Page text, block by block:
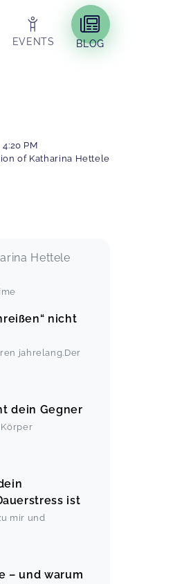
EVENTS BLOG
4:20 PM
of Katharina Hettele
Hettele
nicht
jahrelang.Der
dein Gegner
ist
mir und
– und warum